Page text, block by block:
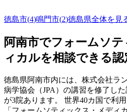
徳島市(4)鳴門市(2)徳島県全体を見
阿南市でフォームソ
ィカルを相談できる
徳島県阿南市内には、株式会社ラ
病学協会（JPA）の講習を修了し
が3院あります。 世界40カ国で利